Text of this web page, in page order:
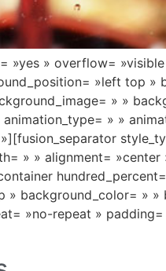
»yes » overflow=
»left top
» »
» »
» » alignment=
» background_color= »
»no-repeat »